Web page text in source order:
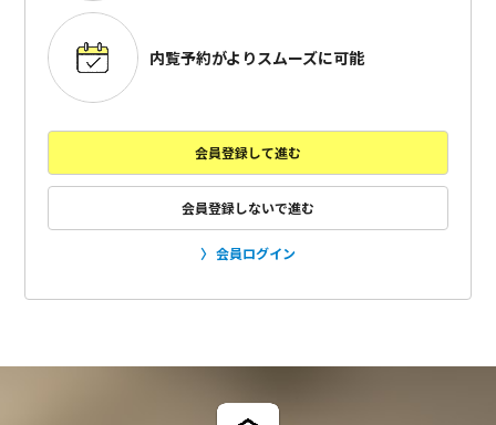
内覧予約がよりスムーズに可能
会員登録して進む
会員登録しないで進む
会員ログイン